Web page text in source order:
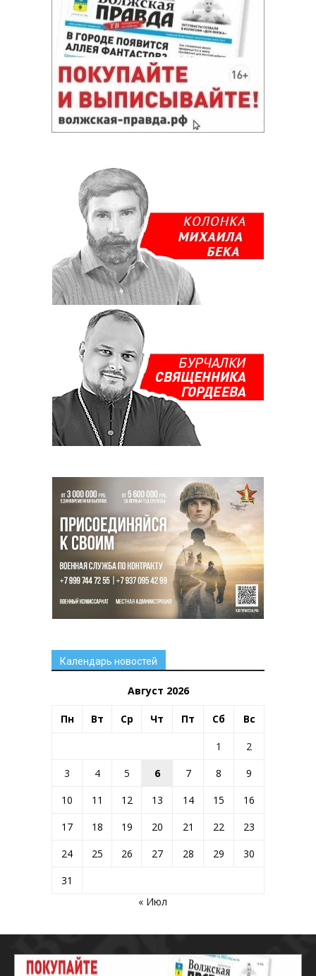
Календарь новостей
Август 2026
Пн Вт Ср Чт Пт Сб Вс
1
2
3
4 5 6 7 8
9
10
11 12 13 14 15
16
17
18 19 20 21 22
23
24
25 26 27 28 29
30
31
« Июл